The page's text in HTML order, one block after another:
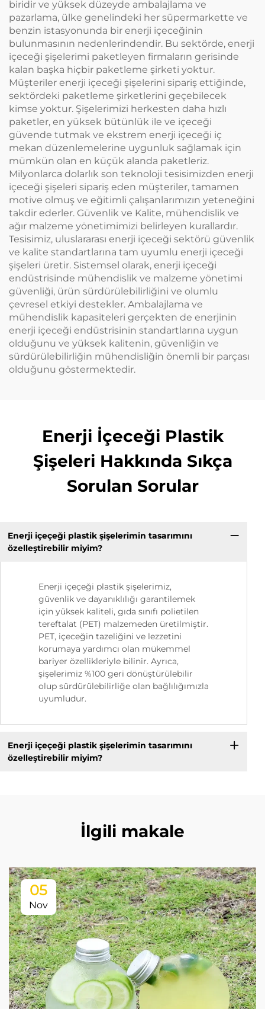
biridir ve yüksek düzeyde ambalajlama ve
pazarlama, ülke genelindeki her süpermarkette ve
benzin istasyonunda bir enerji içeceğinin
bulunmasının nedenlerindendir. Bu sektörde, enerji
içeceği şişelerimi paketleyen firmaların gerisinde
kalan başka hiçbir paketleme şirketi yoktur.
Müşteriler enerji içeceği şişelerini sipariş ettiğinde,
sektördeki paketleme şirketlerini geçebilecek
kimse yoktur. Şişelerimizi herkesten daha hızlı
paketler, en yüksek bütünlük ile ve içeceği
güvende tutmak ve ekstrem enerji içeceği iç
mekan düzenlemelerine uygunluk sağlamak için
mümkün olan en küçük alanda paketleriz.
Milyonlarca dolarlık son teknoloji tesisimizden enerji
içeceği şişeleri sipariş eden müşteriler, tamamen
motive olmuş ve eğitimli çalışanlarımızın yeteneğini
takdir ederler. Güvenlik ve Kalite, mühendislik ve
ağır malzeme yönetimimizi belirleyen kurallardır.
Tesisimiz, uluslararası enerji içeceği sektörü güvenlik
ve kalite standartlarına tam uyumlu enerji içeceği
şişeleri üretir. Sistemsel olarak, enerji içeceği
endüstrisinde mühendislik ve malzeme yönetimi
güvenliği, ürün sürdürülebilirliğini ve olumlu
çevresel etkiyi destekler. Ambalajlama ve
mühendislik kapasiteleri gerçekten de enerjinin
enerji içeceği endüstrisinin standartlarına uygun
olduğunu ve yüksek kalitenin, güvenliğin ve
sürdürülebilirliğin mühendisliğin önemli bir parçası
olduğunu göstermektedir.
Enerji İçeceği Plastik
Şişeleri Hakkında Sıkça
Sorulan Sorular
Enerji içeçeği plastik şişelerimin tasarımını
özelleştirebilir miyim?
Enerji içeçeği plastik şişelerimiz,
güvenlik ve dayanıklılığı garantilemek
için yüksek kaliteli, gıda sınıfı polietilen
tereftalat (PET) malzemeden üretilmiştir.
PET, içeceğin tazeliğini ve lezzetini
korumaya yardımcı olan mükemmel
bariyer özellikleriyle bilinir. Ayrıca,
şişelerimiz %100 geri dönüştürülebilir
olup sürdürülebilirliğe olan bağlılığımızla
uyumludur.
Enerji içeçeği plastik şişelerimin tasarımını
özelleştirebilir miyim?
İlgili makale
05
Nov